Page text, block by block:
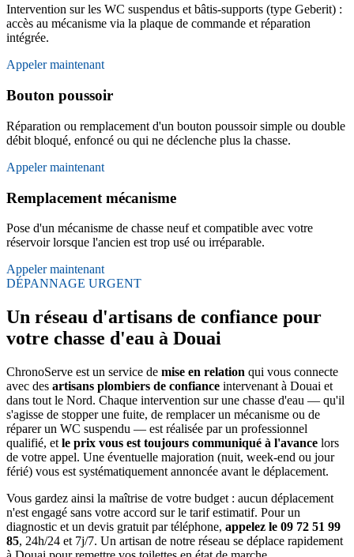
Intervention sur les WC suspendus et bâtis-supports (type Geberit) :
accès au mécanisme via la plaque de commande et réparation
intégrée.
Appeler maintenant
Bouton poussoir
Réparation ou remplacement d'un bouton poussoir simple ou double
débit bloqué, enfoncé ou qui ne déclenche plus la chasse.
Appeler maintenant
Remplacement mécanisme
Pose d'un mécanisme de chasse neuf et compatible avec votre
réservoir lorsque l'ancien est trop usé ou irréparable.
Appeler maintenant
DÉPANNAGE URGENT
Un réseau d'artisans de confiance pour
votre chasse d'eau à Douai
ChronoServe est un service de mise en relation qui vous connecte
avec des artisans plombiers de confiance intervenant à Douai et
dans tout le Nord. Chaque intervention sur une chasse d'eau — qu'il
s'agisse de stopper une fuite, de remplacer un mécanisme ou de
réparer un WC suspendu — est réalisée par un professionnel
qualifié, et le prix vous est toujours communiqué à l'avance lors
de votre appel. Une éventuelle majoration (nuit, week-end ou jour
férié) vous est systématiquement annoncée avant le déplacement.
Vous gardez ainsi la maîtrise de votre budget : aucun déplacement
n'est engagé sans votre accord sur le tarif estimatif. Pour un
diagnostic et un devis gratuit par téléphone, appelez le 09 72 51 99
85, 24h/24 et 7j/7. Un artisan de notre réseau se déplace rapidement